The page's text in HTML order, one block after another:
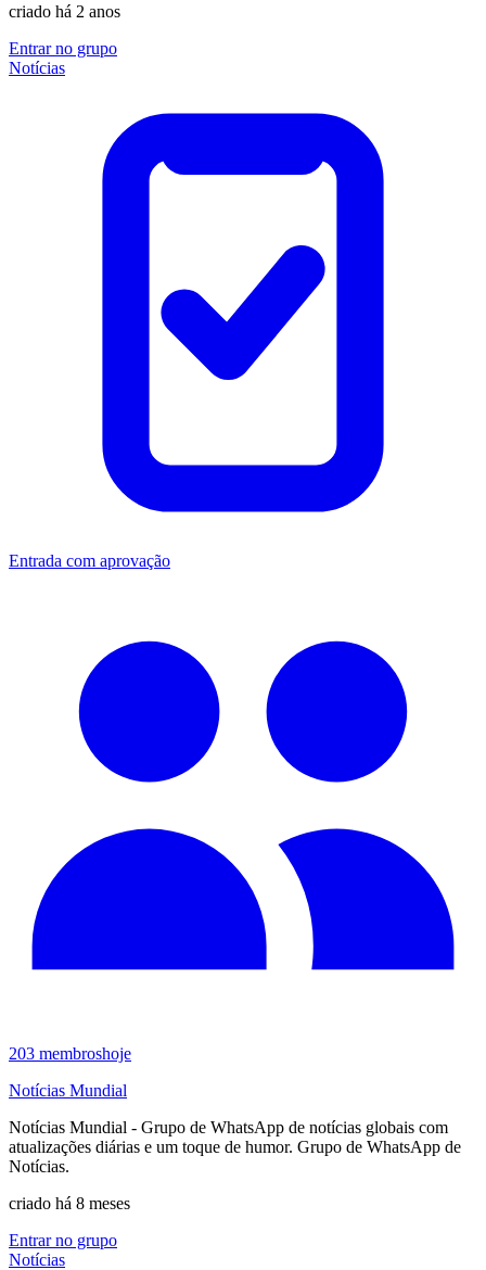
criado há 2 anos
Entrar no grupo
Notícias
Entrada com aprovação
203 membroshoje
Notícias Mundial
Notícias Mundial - Grupo de WhatsApp de notícias globais com
atualizações diárias e um toque de humor. Grupo de WhatsApp de
Notícias.
criado há 8 meses
Entrar no grupo
Notícias